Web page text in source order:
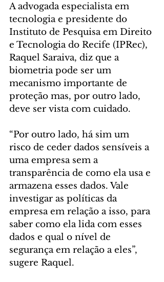
A advogada especialista em
tecnologia e presidente do
Instituto de Pesquisa em Direito
e Tecnologia do Recife (IPRec),
Raquel Saraiva, diz que a
biometria pode ser um
mecanismo importante de
proteção mas, por outro lado,
deve ser vista com cuidado.
“Por outro lado, há sim um
risco de ceder dados sensíveis a
uma empresa sem a
transparência de como ela usa e
armazena esses dados. Vale
investigar as políticas da
empresa em relação a isso, para
saber como ela lida com esses
dados e qual o nível de
segurança em relação a eles”,
sugere Raquel.